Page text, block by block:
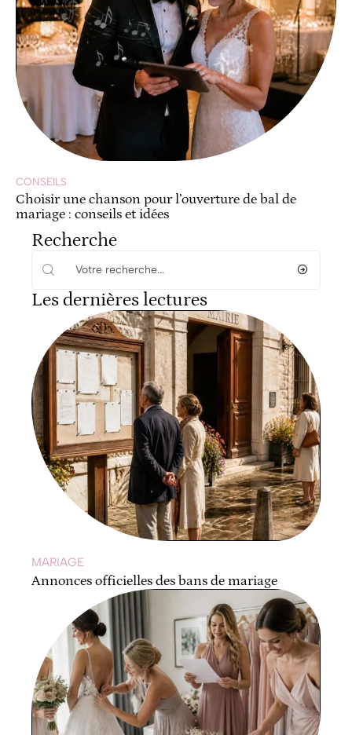
CONSEILS
Choisir une chanson pour l’ouverture de bal de
mariage : conseils et idées
Recherche
Les dernières lectures
MARIAGE
Annonces officielles des bans de mariage